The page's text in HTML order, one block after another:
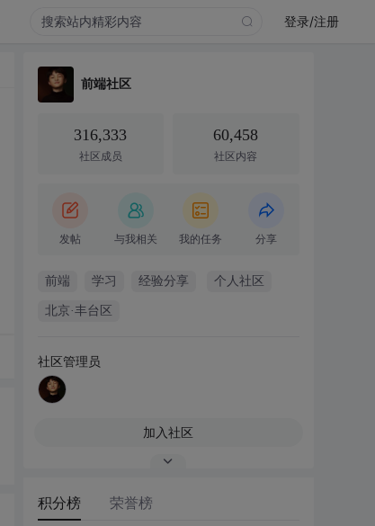
登录/注册
前端社区
316,333
社区成员
60,458
社区内容
发帖 与我相关 我的任务 分享
前端 学习 经验分享 个人社区
北京·丰台区
社区管理员
加入社区
积分榜 荣誉榜